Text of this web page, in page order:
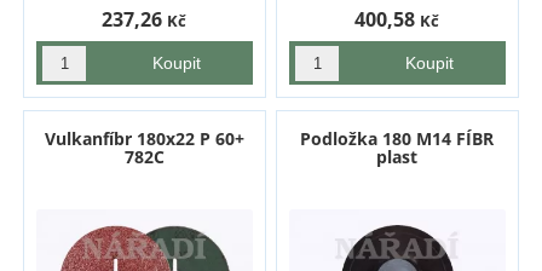
237,26 Kč 400,58 Kč
Vulkanfíbr 180x22 P 60+
782C
Podložka 180 M14 FÍBR
plast